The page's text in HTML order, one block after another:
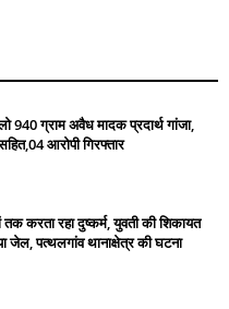
940 ग्राम अवैध मादक प्रदार्थ गांजा,
आरोपी गिरफ्तार
करता रहा दुष्कर्म, युवती की शिकायत
जेल, पत्थलगांव थानाक्षेत्र की घटना